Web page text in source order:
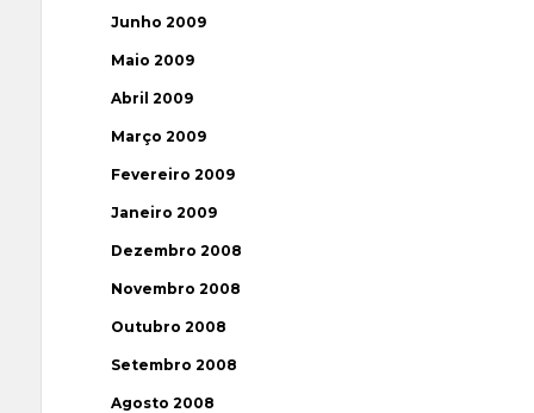
Junho 2009
Maio 2009
Abril 2009
Março 2009
Fevereiro 2009
Janeiro 2009
Dezembro 2008
Novembro 2008
Outubro 2008
Setembro 2008
Agosto 2008